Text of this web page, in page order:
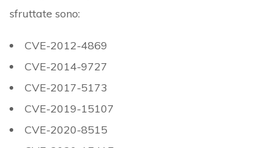
sfruttate sono:
CVE-2012-4869
CVE-2014-9727
CVE-2017-5173
CVE-2019-15107
CVE-2020-8515